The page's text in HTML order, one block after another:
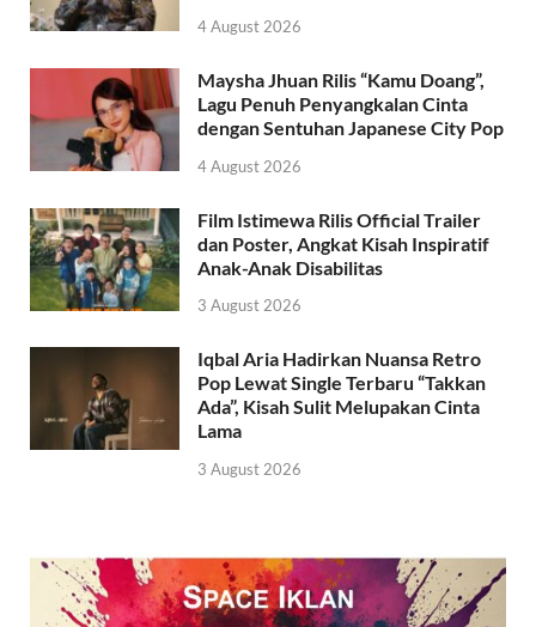
4 August 2026
Maysha Jhuan Rilis “Kamu Doang”,
Lagu Penuh Penyangkalan Cinta
dengan Sentuhan Japanese City Pop
4 August 2026
Film Istimewa Rilis Official Trailer
dan Poster, Angkat Kisah Inspiratif
Anak-Anak Disabilitas
3 August 2026
Iqbal Aria Hadirkan Nuansa Retro
Pop Lewat Single Terbaru “Takkan
Ada”, Kisah Sulit Melupakan Cinta
Lama
3 August 2026